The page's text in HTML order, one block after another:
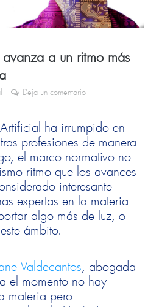
a un ritmo más
Deja un comentario
ha irrumpido en
profesiones de manera
el marco normativo no
ritmo que los avances
interesante
expertas en la materia
algo más de luz, o
ámbito.
Valdecantos, abogada
el momento no hay
materia pero